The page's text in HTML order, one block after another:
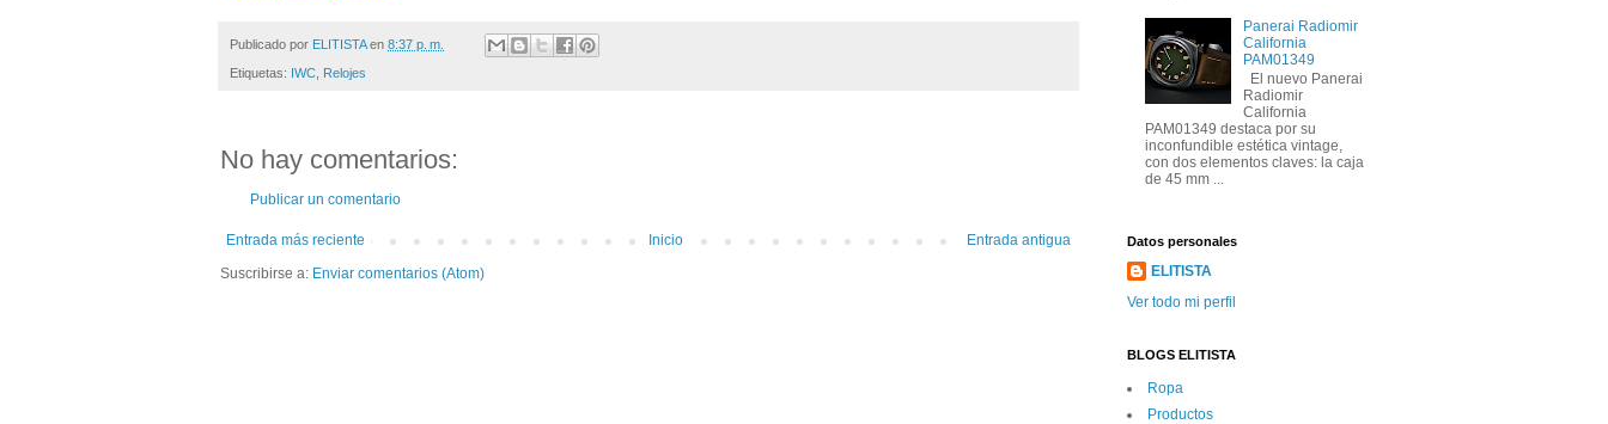
Publicado por ELITISTA en 8:37 p. m.
Etiquetas: IWC Relojes
No hay comentarios:
Publicar un comentario
Entrada más reciente Entrada antigua
Inicio
Suscribirse a: Enviar comentarios (Atom)
Panerai Radiomir
California
PAM01349
El nuevo Panerai
Radiomir
California
PAM01349 destaca por su
inconfundible estética vintage,
con dos elementos claves: la caja
de 45 mm ...
Datos personales
ELITISTA
Ver todo mi perfil
BLOGS ELITISTA
Ropa
Productos